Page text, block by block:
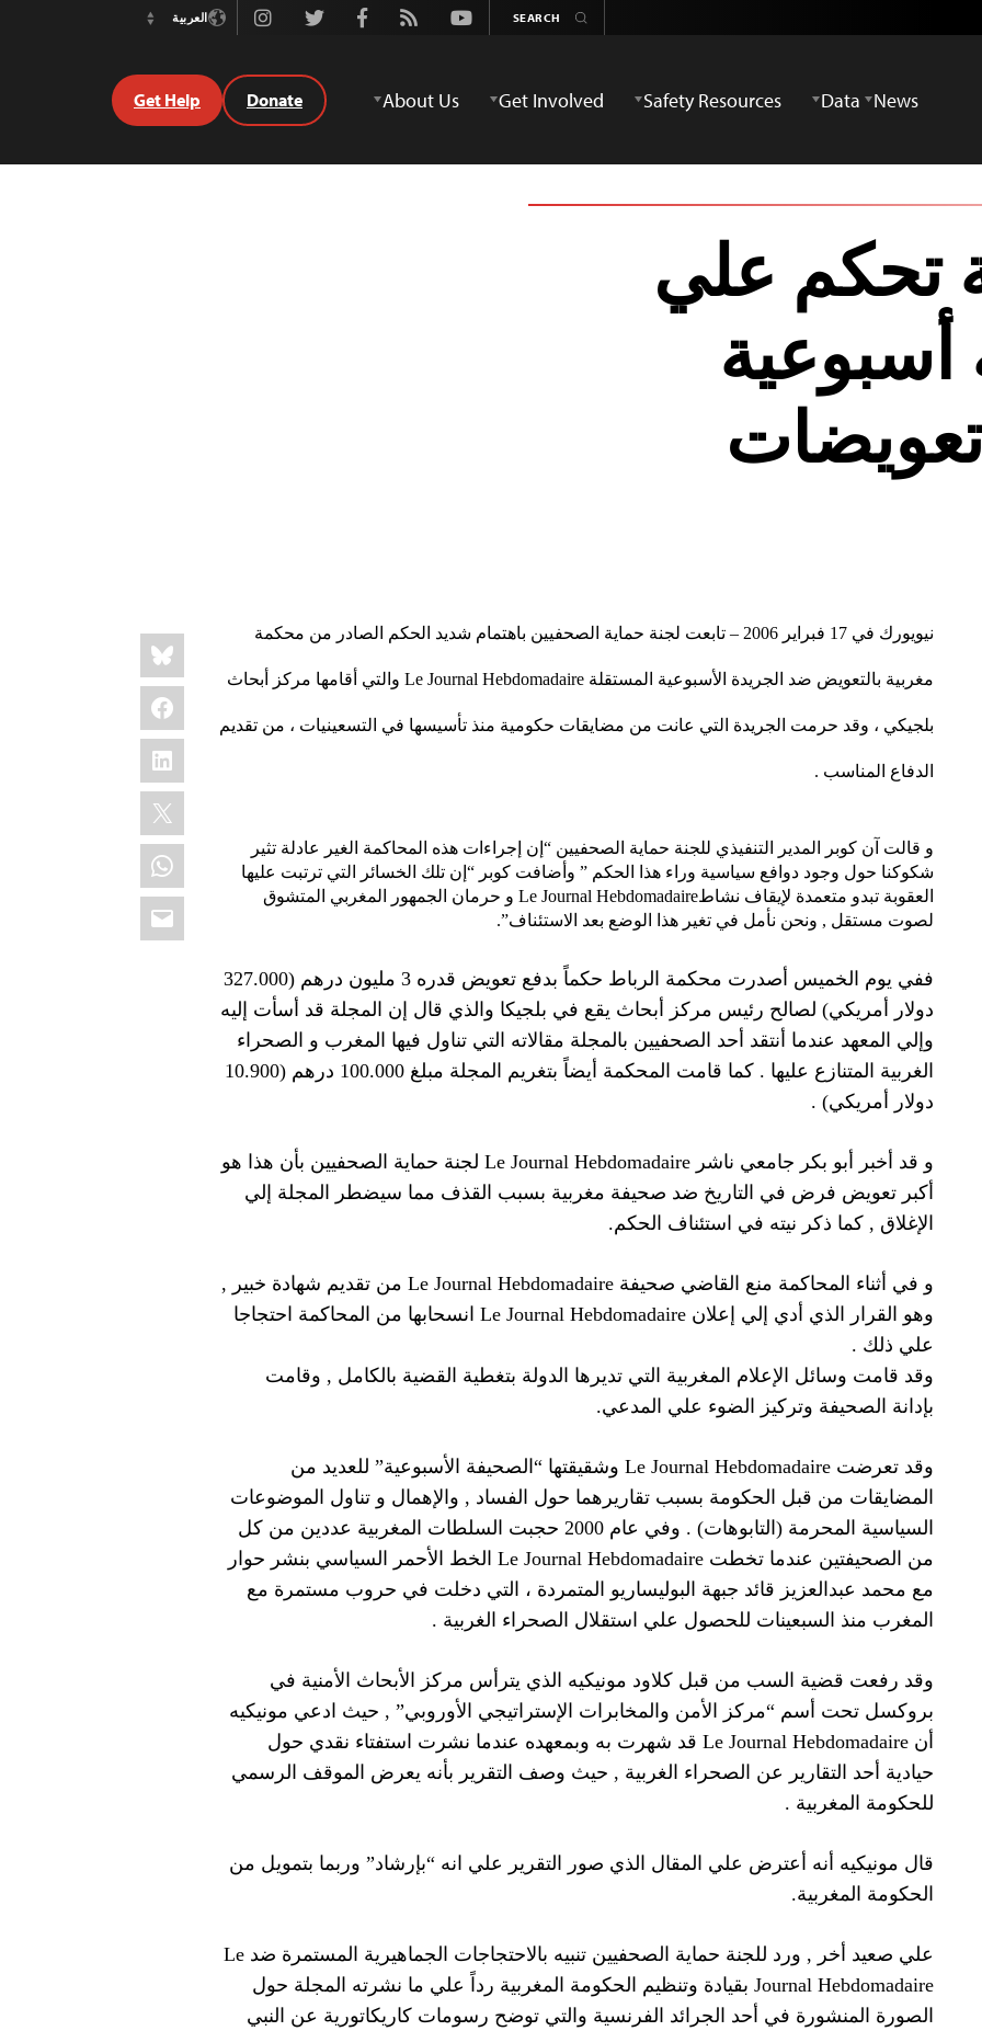
Youtube
Rss
Facebook
Twitter
Instagramالعربية
Switch
News
Data
Safety Resources
Get Involved
About Us
Donate
Get Help
تحكم علي
أسبوعية
Share
this:
Bluesky
Facebook
LinkedIn
X
WhatsApp
Email
نيويورك في 17 فبراير 2006 – تابعت لجنة حماية الصحفيين باهتمام شديد الحكم الصادر من محكمة
مغربية بالتعويض ضد الجريدة الأسبوعية المستقلة Le Journal Hebdomadaire والتي أقامها مركز أبحاث
بلجيكي ، وقد حرمت الجريدة التي عانت من مضايقات حكومية منذ تأسيسها في التسعينيات ، من تقديم
الدفاع المناسب .
و قالت آن كوبر المدير التنفيذي للجنة حماية الصحفيين “إن إجراءات هذه المحاكمة الغير عادلة تثير
شكوكنا حول وجود دوافع سياسية وراء هذا الحكم ” وأضافت كوبر “إن تلك الخسائر التي ترتبت عليها
العقوبة تبدو متعمدة لإيقاف نشاطLe Journal Hebdomadaire و حرمان الجمهور المغربي المتشوق
لصوت مستقل , ونحن نأمل في تغير هذا الوضع بعد الاستئناف”.
ففي يوم الخميس أصدرت محكمة الرباط حكماً بدفع تعويض قدره 3 مليون درهم (327.000
دولار أمريكي) لصالح رئيس مركز أبحاث يقع في بلجيكا والذي قال إن المجلة قد أسأت إليه
وإلي المعهد عندما أنتقد أحد الصحفيين بالمجلة مقالاته التي تناول فيها المغرب و الصحراء
الغربية المتنازع عليها . كما قامت المحكمة أيضاً بتغريم المجلة مبلغ 100.000 درهم (10.900
دولار أمريكي) .
و قد أخبر أبو بكر جامعي ناشر Le Journal Hebdomadaire لجنة حماية الصحفيين بأن هذا هو
أكبر تعويض فرض في التاريخ ضد صحيفة مغربية بسبب القذف مما سيضطر المجلة إلي
الإغلاق , كما ذكر نيته في استئناف الحكم.
و في أثناء المحاكمة منع القاضي صحيفة Le Journal Hebdomadaire من تقديم شهادة خبير ,
وهو القرار الذي أدي إلي إعلان Le Journal Hebdomadaire انسحابها من المحاكمة احتجاجا
علي ذلك .
وقد قامت وسائل الإعلام المغربية التي تديرها الدولة بتغطية القضية بالكامل , وقامت
بإدانة الصحيفة وتركيز الضوء علي المدعي.
وقد تعرضت Le Journal Hebdomadaire وشقيقتها “الصحيفة الأسبوعية” للعديد من
المضايقات من قبل الحكومة بسبب تقاريرهما حول الفساد , والإهمال و تناول الموضوعات
السياسية المحرمة (التابوهات) . وفي عام 2000 حجبت السلطات المغربية عددين من كل
من الصحيفتين عندما تخطت Le Journal Hebdomadaire الخط الأحمر السياسي بنشر حوار
مع محمد عبدالعزيز قائد جبهة البوليساريو المتمردة ، التي دخلت في حروب مستمرة مع
المغرب منذ السبعينات للحصول علي استقلال الصحراء الغربية .
وقد رفعت قضية السب من قبل كلاود مونيكيه الذي يترأس مركز الأبحاث الأمنية في
بروكسل تحت أسم “مركز الأمن والمخابرات الإستراتيجي الأوروبي” , حيث ادعي مونيكيه
أن Le Journal Hebdomadaire قد شهرت به وبمعهده عندما نشرت استفتاء نقدي حول
حيادية أحد التقارير عن الصحراء الغربية , حيث وصف التقرير بأنه يعرض الموقف الرسمي
للحكومة المغربية .
قال مونيكيه أنه أعترض علي المقال الذي صور التقرير علي انه “بإرشاد” وربما بتمويل من
الحكومة المغربية.
علي صعيد أخر , ورد للجنة حماية الصحفيين تنبيه بالاحتجاجات الجماهيرية المستمرة ضد Le
Journal Hebdomadaire بقيادة وتنظيم الحكومة المغربية رداً علي ما نشرته المجلة حول
الصورة المنشورة في أحد الجرائد الفرنسية والتي توضح رسومات كاريكاتورية عن النبي